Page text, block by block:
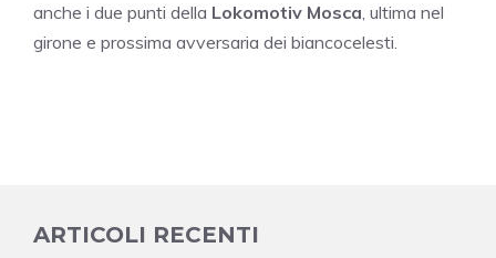
anche i due punti della Lokomotiv Mosca, ultima nel
girone e prossima avversaria dei biancocelesti.
ARTICOLI RECENTI